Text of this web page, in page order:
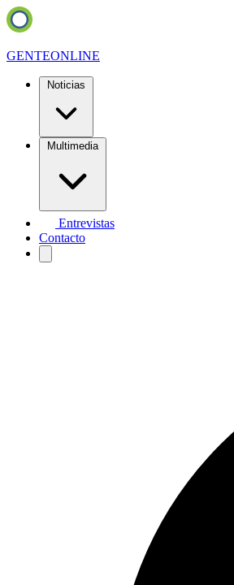
GENTEONLINE
Noticias
Multimedia
Entrevistas
Contacto